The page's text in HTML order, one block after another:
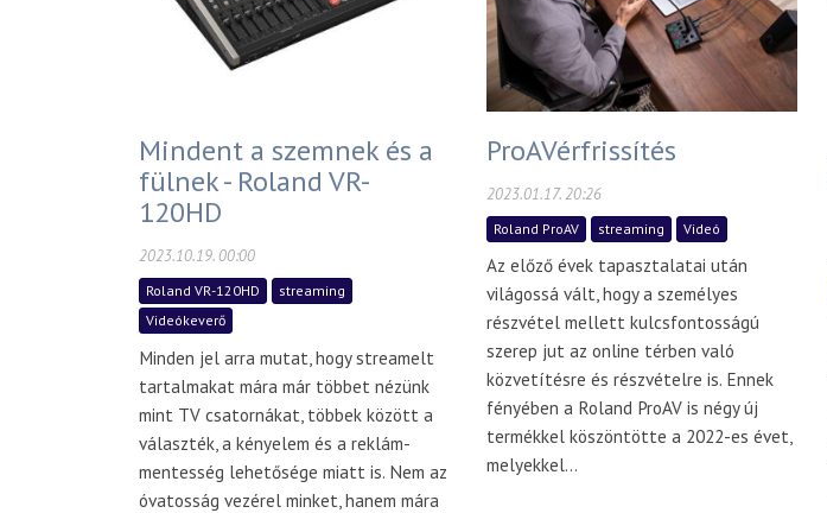
Mindent a szemnek és a
fülnek - Roland VR-
120HD
2023.10.19. 00:00
Roland VR-120HD
streaming
Videókeverő
Minden jel arra mutat, hogy streamelt
tartalmakat mára már többet nézünk
mint TV csatornákat, többek között a
választék, a kényelem és a reklám-
mentesség lehetősége miatt is. Nem az
óvatosság vezérel minket, hanem mára
ProAVérfrissítés
2023.01.17. 20:26
Roland ProAV streaming Videó
Az előző évek tapasztalatai után
világossá vált, hogy a személyes
részvétel mellett kulcsfontosságú
szerep jut az online térben való
közvetítésre és részvételre is. Ennek
fényében a Roland ProAV is négy új
termékkel köszöntötte a 2022-es évet,
melyekkel...